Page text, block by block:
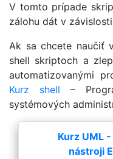
V tomto prípade
zálohu dát v
Ak sa chcete naučiť
shell skriptoch a
automatizovanými
Kurz shell –
systémových
Kurz UML
nástroji